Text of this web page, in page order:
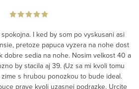
I ked by som po vyskusani asi
pretoze papuca vyzera na nohe dost
dobre sedia na nohe. Nosim velkost 40 a
by stacila aj 39. (Uz sa mi kvoli tomu
s hrubou ponozkou to bude ideal.
prave kvoli uzasnej podrazke. Urcite